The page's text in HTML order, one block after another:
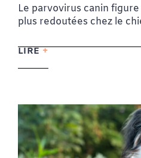
Le parvovirus canin
plus redoutées chez le
LIRE